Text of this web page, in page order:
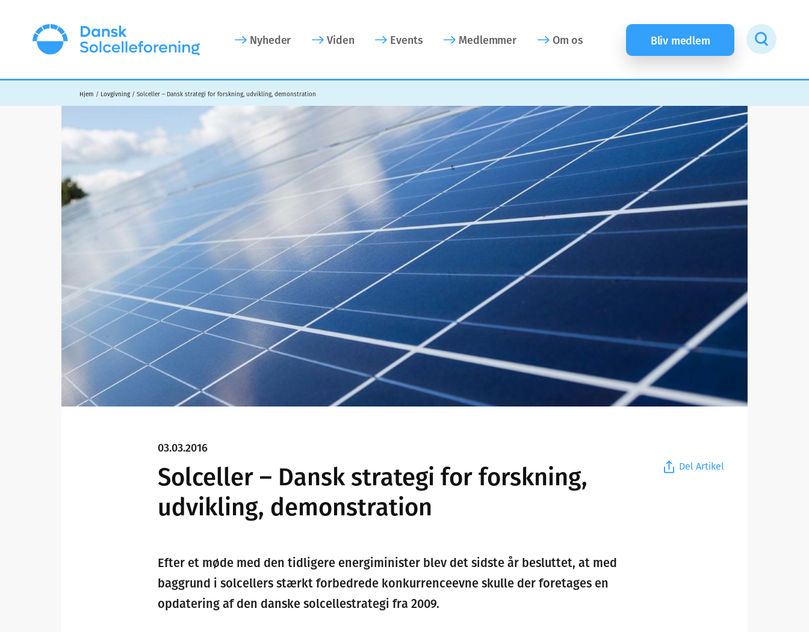
menu
Solcelleforening
Nyheder Viden Events Medlemmer Om os Bliv medlem
Hjem / Lovgivning / Solceller – Dansk strategi for forskning, udvikling, demonstration
Del Artikel
Solceller – Dansk strategi for forskning,
udvikling, demonstration
03.03.2016
Efter et møde med den tidligere energiminister blev det sidste år besluttet, at med
baggrund i solcellers stærkt forbedrede konkurrenceevne skulle der foretages en
opdatering af den danske solcellestrategi fra 2009.